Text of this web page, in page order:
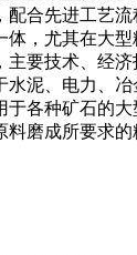
配合先进工艺
体，尤其在大
主要技术、经
水泥、电力、
于各种矿石的
磨成所要求的